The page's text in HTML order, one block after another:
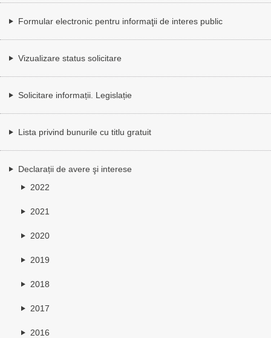
Formular electronic pentru informaţii de interes public
Vizualizare status solicitare
Solicitare informații. Legislație
Lista privind bunurile cu titlu gratuit
Declarații de avere şi interese
2022
2021
2020
2019
2018
2017
2016